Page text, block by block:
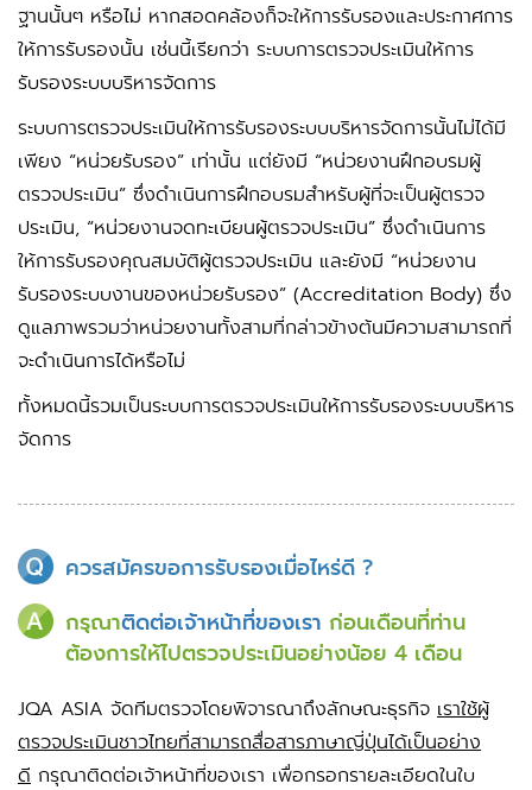
ฐานนั้นๆ หรือไม่ หากสอดคล้องก็จะให้การรับรองและประกาศการ
ให้การรับรองนั้น เช่นนี้เรียกว่า ระบบการตรวจประเมินให้การ
รับรองระบบบริหารจัดการ
ระบบการตรวจประเมินให้การรับรองระบบบริหารจัดการนั้นไม่ได้มี
เพียง “หน่วยรับรอง” เท่านั้น แต่ยังมี “หน่วยงานฝึกอบรมผู้
ตรวจประเมิน” ซึ่งดำเนินการฝึกอบรมสำหรับผู้ที่จะเป็นผู้ตรวจ
ประเมิน, “หน่วยงานจดทะเบียนผู้ตรวจประเมิน” ซึ่งดำเนินการ
ให้การรับรองคุณสมบัติผู้ตรวจประเมิน และยังมี “หน่วยงาน
รับรองระบบงานของหน่วยรับรอง” (Accreditation Body) ซึ่ง
ดูแลภาพรวมว่าหน่วยงานทั้งสามที่กล่าวข้างต้นมีความสามารถที่
จะดำเนินการได้หรือไม่
ทั้งหมดนี้รวมเป็นระบบการตรวจประเมินให้การรับรองระบบบริหาร
จัดการ
ควรสมัครขอการรับรองเมื่อไหร่ดี ?
กรุณาติดต่อเจ้าหน้าที่ของเรา ก่อนเดือนที่ท่าน
ต้องการให้ไปตรวจประเมินอย่างน้อย 4 เดือน
JQA ASIA จัดทีมตรวจโดยพิจารณาถึงลักษณะธุรกิจ เราใช้ผู้
ตรวจประเมินชาวไทยที่สามารถสื่อสารภาษาญี่ปุ่นได้เป็นอย่าง
ดี กรุณาติดต่อเจ้าหน้าที่ของเรา เพื่อกรอกรายละเอียดในใบ